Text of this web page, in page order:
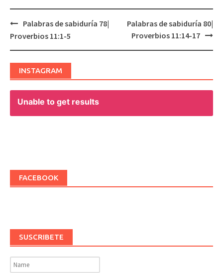
Post
Palabras de sabiduría 78|
Proverbios 11:1-5
Palabras de sabiduría 80|
Proverbios 11:14-17
INSTAGRAM
Unable to get results
FACEBOOK
SUSCRIBETE